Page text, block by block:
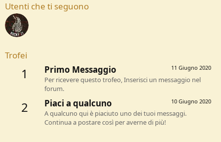
Utenti che ti seguono
Trofei
1 11 Giugno 2020
Primo Messaggio
Per ricevere questo trofeo, Inserisci un messaggio nel
forum.
2 10 Giugno 2020
Piaci a qualcuno
A qualcuno qui è piaciuto uno dei tuoi messaggi.
Continua a postare così per averne di più!